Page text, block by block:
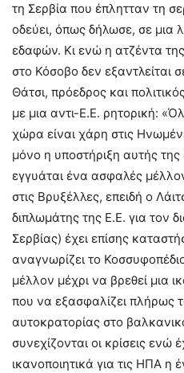
τη Σερβία που έπλητταν τη
οδεύει, όπως δήλωσε, σε μια
εδαφών. Κι ενώ η ατζέντα
στο Κόσοβο δεν εξαντλείται
Θάτσι, πρόεδρος και
με μια αντι-Ε.Ε. ρητορική:
χώρα είναι χάρη στις
μόνο η υποστήριξη αυτής της
εγγυάται ένα ασφαλές
στις Βρυξέλλες, επειδή ο
διπλωμάτης της Ε.Ε. για τον
Σερβίας) έχει επίσης
αναγνωρίζει το
μέλλον μέχρι να βρεθεί μια
που να εξασφαλίζει πλήρως
αυτοκρατορίας στο
συνεχίζονται οι κρίσεις ενώ
ικανοποιητικά για τις ΗΠΑ